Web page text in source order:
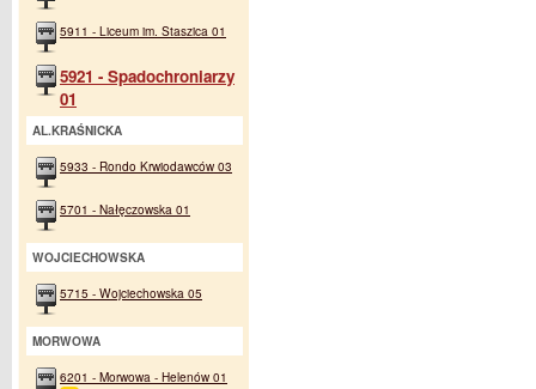
5911 - Liceum im. Staszica 01
5921 - Spadochroniarzy
01
AL.KRAŚNICKA
5933 - Rondo Krwiodawców 03
5701 - Nałęczowska 01
WOJCIECHOWSKA
5715 - Wojciechowska 05
MORWOWA
6201 - Morwowa - Helenów 01